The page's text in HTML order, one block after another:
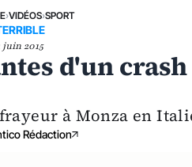
›VIDÉOS›SPORT
juin 2015
d'un
à Monza en
Rédaction